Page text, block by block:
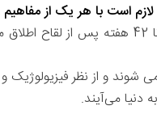
لازم است با هر یک از
به طور معمول به بارداری به مدت 37 تا